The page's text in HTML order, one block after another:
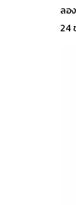
ลอ
24